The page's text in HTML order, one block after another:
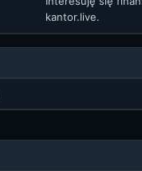
kantor.live.